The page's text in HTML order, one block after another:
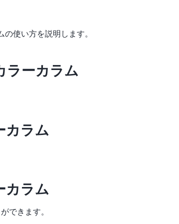
使い方を説明します。
ラーカラム
カラム
カラム
できます。